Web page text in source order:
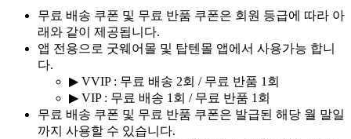
무료 배송 쿠폰 및 무료 반품 쿠폰은 회원 등급에 따라 아
래와 같이 제공됩니다.
앱 전용으로 굿웨어몰 및 탑텐몰 앱에서 사용가능 합니
다.
▶ VVIP : 무료 배송 2회 / 무료 반품 1회
▶ VIP : 무료 배송 1회 / 무료 반품 1회
무료 배송 쿠폰 및 무료 반품 쿠폰은 발급된 해당 월 말일
까지 사용할 수 있습니다.